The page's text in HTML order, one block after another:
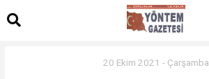
20 Ekim 2021 - Çarşamba